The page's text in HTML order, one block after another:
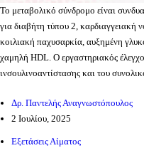
Το μεταβολικό σύνδρομο είναι
για διαβήτη τύπου 2, καρδιαγγειακή
κοιλιακή παχυσαρκία, αυξημένη
χαμηλή HDL. Ο εργαστηριακός
ινσουλινοαντίστασης και του
Δρ. Παντελής Αναγνωστόπουλος
2 Ιουλίου, 2025
Εξετάσεις Αίματος